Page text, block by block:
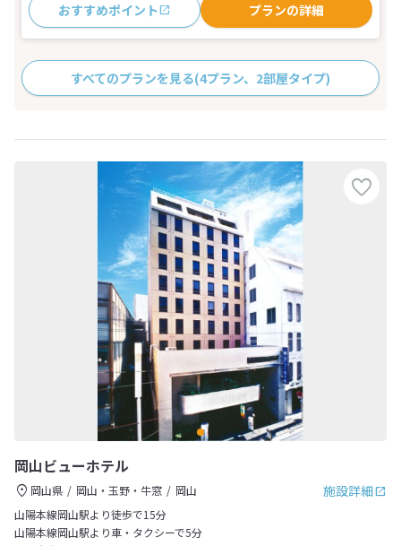
おすすめポイント プランの詳細
すべてのプランを見る(4プラン、2部屋タイプ)
岡山ビューホテル
施設詳細
岡山県 岡山・玉野・牛窓
岡山
山陽本線岡山駅より徒歩で15分
山陽本線岡山駅より車・タクシーで5分